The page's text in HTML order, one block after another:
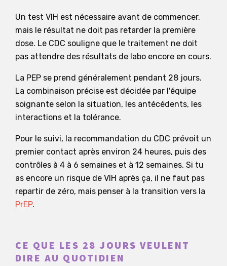
Un test VIH est nécessaire avant de commencer,
mais le résultat ne doit pas retarder la première
dose. Le CDC souligne que le traitement ne doit
pas attendre des résultats de labo encore en cours.
La PEP se prend généralement pendant 28 jours.
La combinaison précise est décidée par l'équipe
soignante selon la situation, les antécédents, les
interactions et la tolérance.
Pour le suivi, la recommandation du CDC prévoit un
premier contact après environ 24 heures, puis des
contrôles à 4 à 6 semaines et à 12 semaines. Si tu
as encore un risque de VIH après ça, il ne faut pas
repartir de zéro, mais penser à la transition vers la
PrEP.
CE QUE LES 28 JOURS VEULENT
DIRE AU QUOTIDIEN